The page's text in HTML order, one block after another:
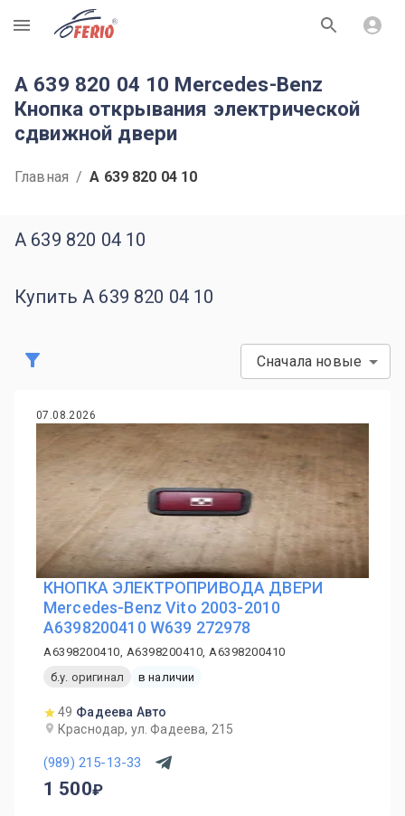
R
A 639 820 04 10 Mercedes-Benz
Кнопка открывания электрической
сдвижной двери
Главная / A 639 820 04 10
A 639 820 04 10
Купить A 639 820 04 10
Сначала новые
07.08.2026
КНОПКА ЭЛЕКТРОПРИВОДА ДВЕРИ
Mercedes-Benz Vito 2003-2010
A6398200410 W639 272978
A6398200410, A6398200410, A6398200410
б.у. оригинал
в наличии
49 Фадеева Авто
Краснодар, ул. Фадеева, 215
(989) 215-13-33
1 500